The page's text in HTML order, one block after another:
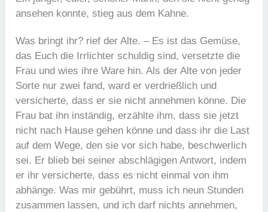
ansehen konnte, stieg aus dem Kahne.
Was bringt ihr? rief der Alte. – Es ist das Gemüse,
das Euch die Irrlichter schuldig sind, versetzte die
Frau und wies ihre Ware hin. Als der Alte von jeder
Sorte nur zwei fand, ward er verdrießlich und
versicherte, dass er sie nicht annehmen könne. Die
Frau bat ihn inständig, erzählte ihm, dass sie jetzt
nicht nach Hause gehen könne und dass ihr die Last
auf dem Wege, den sie vor sich habe, beschwerlich
sei. Er blieb bei seiner abschlägigen Antwort, indem
er ihr versicherte, dass es nicht einmal von ihm
abhänge. Was mir gebührt, muss ich neun Stunden
zusammen lassen, und ich darf nichts annehmen,